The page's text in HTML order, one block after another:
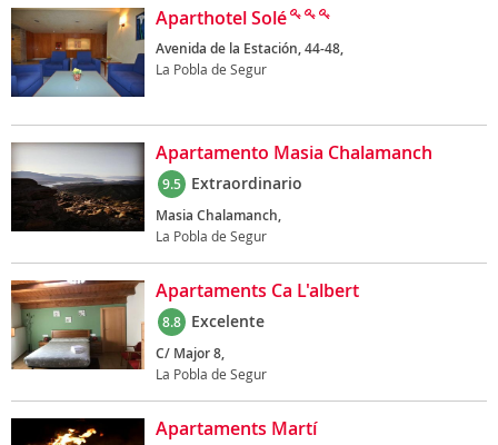
Aparthotel Solé
Avenida de la Estación, 44-48,
La Pobla de Segur
Apartamento Masia Chalamanch
9.5 Extraordinario
Masia Chalamanch,
La Pobla de Segur
Apartaments Ca L'albert
8.8 Excelente
C/ Major 8,
La Pobla de Segur
Apartaments Martí